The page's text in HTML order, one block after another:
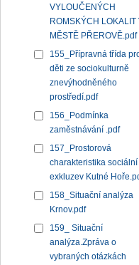
VYLOUČENÝCH
ROMSKÝCH LOKALIT
MĚSTĚ PŘEROVĚ.pdf
155_Přípravná třída
děti ze sociokulturně
znevýhodněného
prostředí.pdf
156_Podmínka
zaměstnávání .pdf
157_Prostorová
charakteristika sociální
exkluzev Kutné
158_Situační analýza
Krnov.pdf
159_ Situační
analýza.Zpráva o
vybraných otázkách